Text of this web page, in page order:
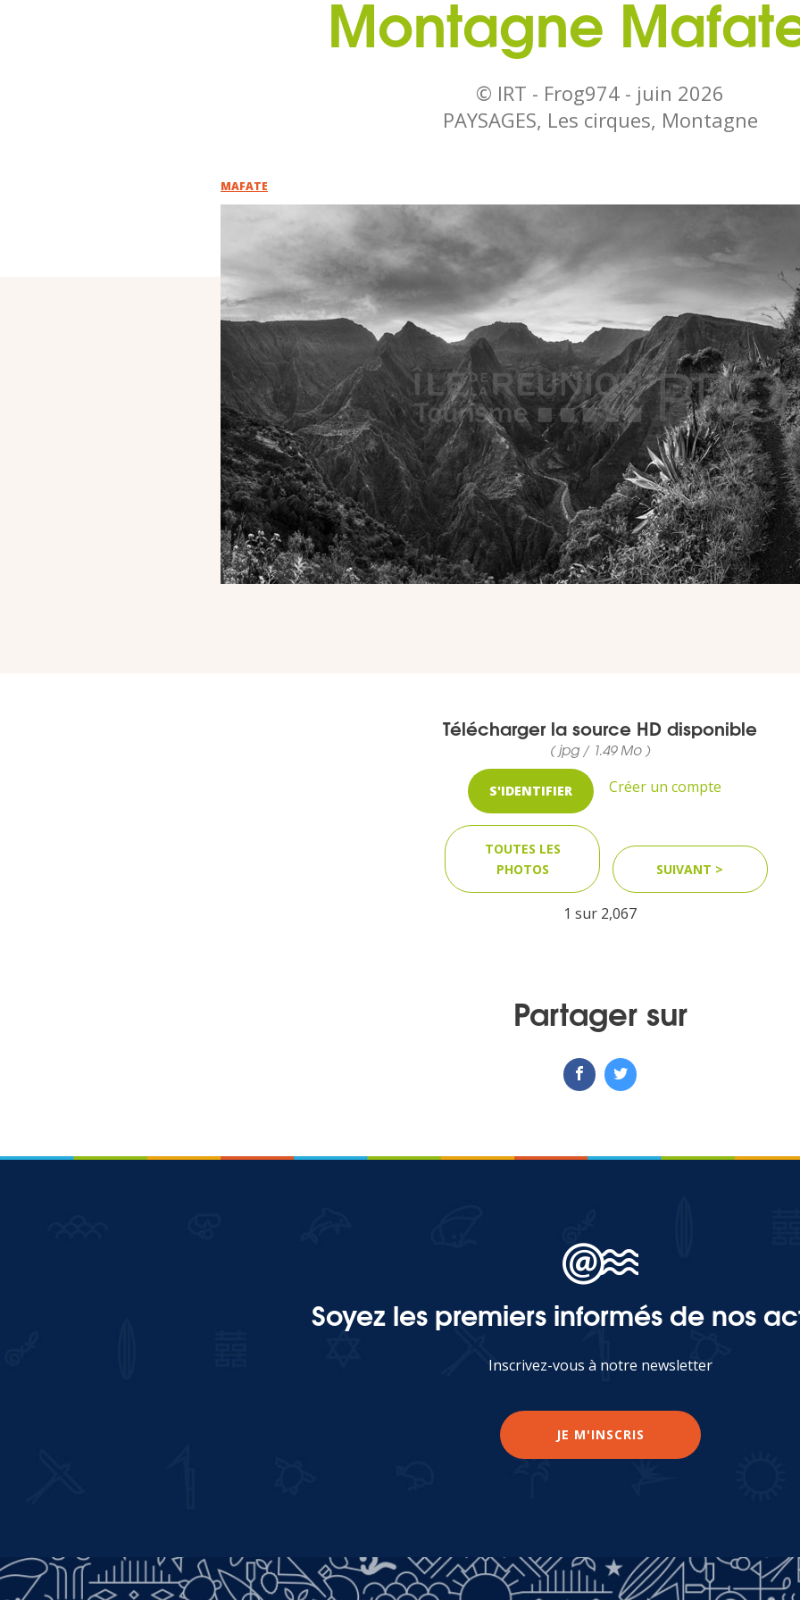
Montagne
© IRT - Frog974 - juin 2026
PAYSAGES, Les cirques, Montagne
MAFATE
Télécharger la source HD disponible
( jpg / 1.49 Mo )
S'IDENTIFIER Créer un compte
TOUTES LES
PHOTOS
SUIVANT >
1 sur 2,067
Partager sur
Soyez les premiers informés de nos
Inscrivez-vous à notre newsletter
JE M'INSCRIS